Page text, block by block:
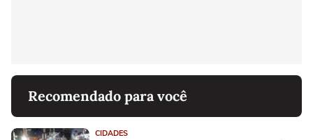
Recomendado para você
CIDADES